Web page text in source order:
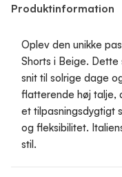
Produktinformation
Oplev den unikke
Shorts i Beige.
snit til solrige dage
flatterende høj talje,
et tilpasningsdygtigt
og fleksibilitet.
stil.